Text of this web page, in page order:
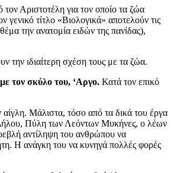
Αριστοτέλη για τον οποίο τα ζώα
τίτλο «Βιολογικά» αποτελούν τις
την ανατομία ειδών της πανίδας),
ιδιαίτερη σχέση τους με τα ζώα.
τον σκύλο του, ‘Αργο. Κατά τον επικό
Μάλιστα, τόσο από τα δικά του έργα
Δήλου, Πύλη των Λεόντων Μυκήνες, ο λέων
αντίληψη του ανθρώπου να
Η ανάγκη του να κυνηγά πολλές φορές